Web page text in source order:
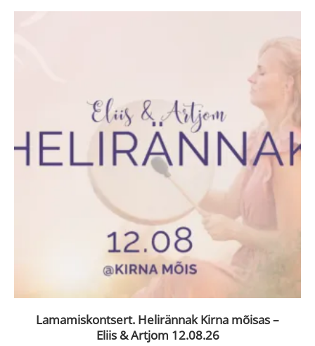
Lamamiskontsert. Helirännak Kirna mõisas –
Eliis & Artjom 12.08.26